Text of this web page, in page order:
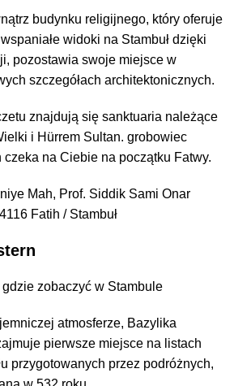
budynku religijnego, który oferuje
widoki na Stambuł dzięki
pozostawia swoje miejsce w
szczegółach architektonicznych.
znajdują się sanktuaria należące
i Hürrem Sultan. grobowiec
czeka na Ciebie na początku Fatwy.
Mah, Prof. Siddik Sami Onar
Fatih / Stambuł
zobaczyć w Stambule
atmosferze, Bazylika
pierwsze miejsce na listach
przygotowanych przez podróżnych,